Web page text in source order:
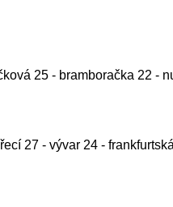
25 - bramboračka 22 -
27 - vývar 24 -